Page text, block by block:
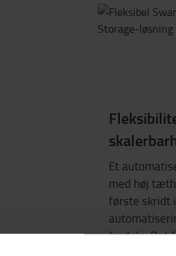
Et
med høj
første skridt
fordele. Det